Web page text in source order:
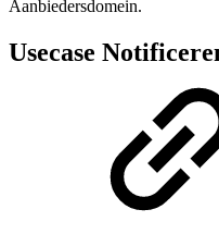
Aanbiedersdomein.
Usecase